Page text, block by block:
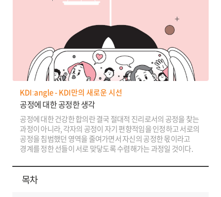
KDIːangle - KDI만의 새로운 시선
공정에 대한 공정한 생각
공정에 대한 건강한 합의란 결국 절대적 진리로서의 공정을 찾는
과정이 아니라, 각자의 공정이 자기 편향적임을 인정하고 서로의
공정을 침범했던 영역을 줄여가면서 자신의 공정한 몫이라고
경계를 정한 선들이 서로 맞닿도록 수렴해가는 과정일 것이다.
목차